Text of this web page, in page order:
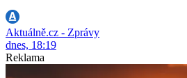
Aktuálně.cz - Zprávy
dnes, 18:19
Reklama